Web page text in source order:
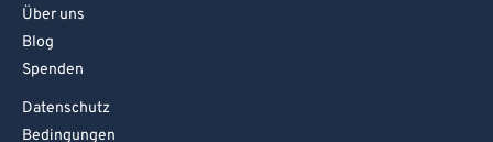
Über uns
Blog
Spenden
Datenschutz
Bedingungen